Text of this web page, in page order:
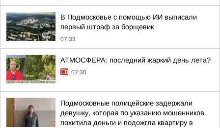
В Подмосковье с помощью ИИ выписали
первый штраф за борщевик
07:33
АТМОСФЕРА: последний жаркий день лета?
07:30
Подмосковные полицейские задержали
девушку, которая по указанию мошенников
похитила деньги и подожгла квартиру в